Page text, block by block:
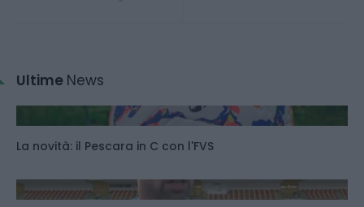
Ultime News
La novità: il Pescara in C con l'FVS